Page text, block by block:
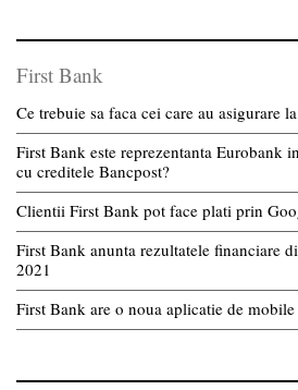
First Bank
Ce trebuie sa faca cei care au asigurare
First Bank este reprezentanta Eurobank
cu creditele Bancpost?
Clientii First Bank pot face plati prin
First Bank anunta rezultatele financiare
2021
First Bank are o noua aplicatie de